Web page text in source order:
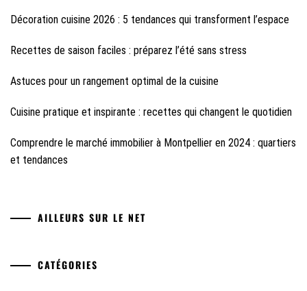
Décoration cuisine 2026 : 5 tendances qui transforment l’espace
Recettes de saison faciles : préparez l’été sans stress
Astuces pour un rangement optimal de la cuisine
Cuisine pratique et inspirante : recettes qui changent le quotidien
Comprendre le marché immobilier à Montpellier en 2024 : quartiers
et tendances
AILLEURS SUR LE NET
CATÉGORIES